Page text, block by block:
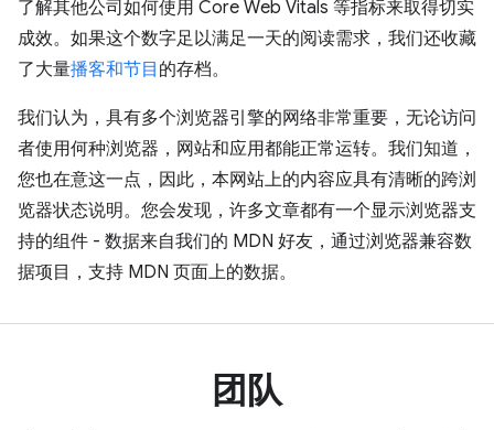
了解其他公司如何使用 Core Web Vitals 等指标来取得切实
成效。如果这个数字足以满足一天的阅读需求，我们还收藏
了大量播客和节目 的存档。
我们认为，具有多个浏览器引擎的网络非常重要，无论访问
者使用何种浏览器，网站和应用都能正常运转。我们知道，
您也在意这一点，因此，本网站上的内容应具有清晰的跨浏
览器状态说明。您会发现，许多文章都有一个显示浏览器支
持的组件 - 数据来自我们的 MDN 好友，通过浏览器兼容数
据项目，支持 MDN 页面上的数据。
团队